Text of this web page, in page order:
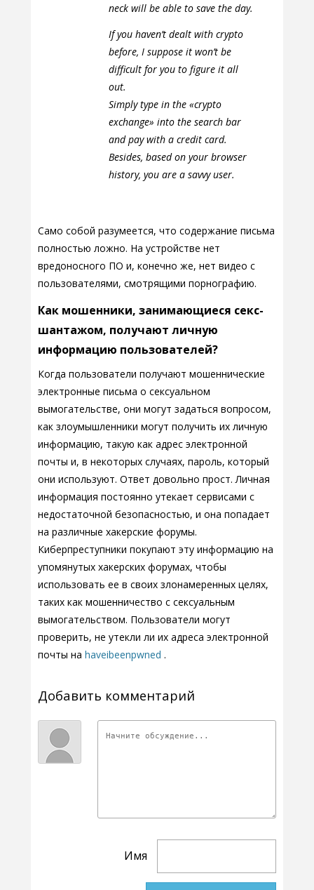
neck will be able to save the day.
If you haven’t dealt with crypto
before, I suppose it won’t be
difficult for you to figure it all
out.
Simply type in the «crypto
exchange» into the search bar
and pay with a credit card.
Besides, based on your browser
history, you are a savvy user.
Само собой разумеется, что содержание письма
полностью ложно. На устройстве нет
вредоносного ПО и, конечно же, нет видео с
пользователями, смотрящими порнографию.
Как мошенники, занимающиеся секс-
шантажом, получают личную
информацию пользователей?
Когда пользователи получают мошеннические
электронные письма о сексуальном
вымогательстве, они могут задаться вопросом,
как злоумышленники могут получить их личную
информацию, такую как адрес электронной
почты и, в некоторых случаях, пароль, который
они используют. Ответ довольно прост. Личная
информация постоянно утекает сервисами с
недостаточной безопасностью, и она попадает
на различные хакерские форумы.
Киберпреступники покупают эту информацию на
упомянутых хакерских форумах, чтобы
использовать ее в своих злонамеренных целях,
таких как мошенничество с сексуальным
вымогательством. Пользователи могут
проверить, не утекли ли их адреса электронной
почты на haveibeenpwned .
Добавить комментарий
Имя